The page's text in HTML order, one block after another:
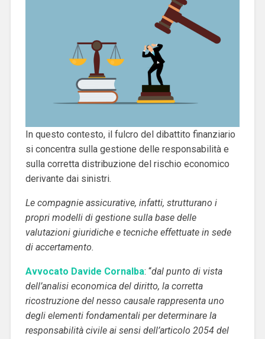
In questo contesto, il fulcro del dibattito finanziario
si concentra sulla gestione delle responsabilità e
sulla corretta distribuzione del rischio economico
derivante dai sinistri.
Le compagnie assicurative, infatti, strutturano i
propri modelli di gestione sulla base delle
valutazioni giuridiche e tecniche effettuate in sede
di accertamento.
Avvocato Davide Cornalba: “dal punto di vista
dell’analisi economica del diritto, la corretta
ricostruzione del nesso causale rappresenta uno
degli elementi fondamentali per determinare la
responsabilità civile ai sensi dell’articolo 2054 del